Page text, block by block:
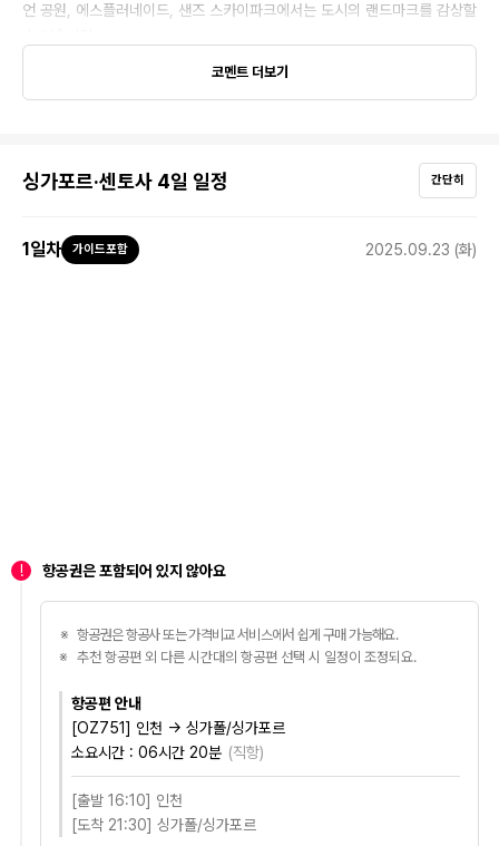
언 공원, 에스플러네이드, 샌즈 스카이파크에서는 도시의 랜드마크를 감상할
코멘트 더보기
싱가포르·센토사 4일 일정 간단히
1일차 가이드포함 2025.09.23 (화)
! 항공권은 포함되어 있지 않아요
항공권은 항공사 또는 가격비교 서비스에서 쉽게 구매 가능해요.
추천 항공편 외 다른 시간대의 항공편 선택 시 일정이 조정되요.
항공편 안내
[OZ751] 인천 → 싱가폴/싱가포르
소요시간 : 06시간 20분 (직항)
[출발 16:10] 인천
[도착 21:30] 싱가폴/싱가포르